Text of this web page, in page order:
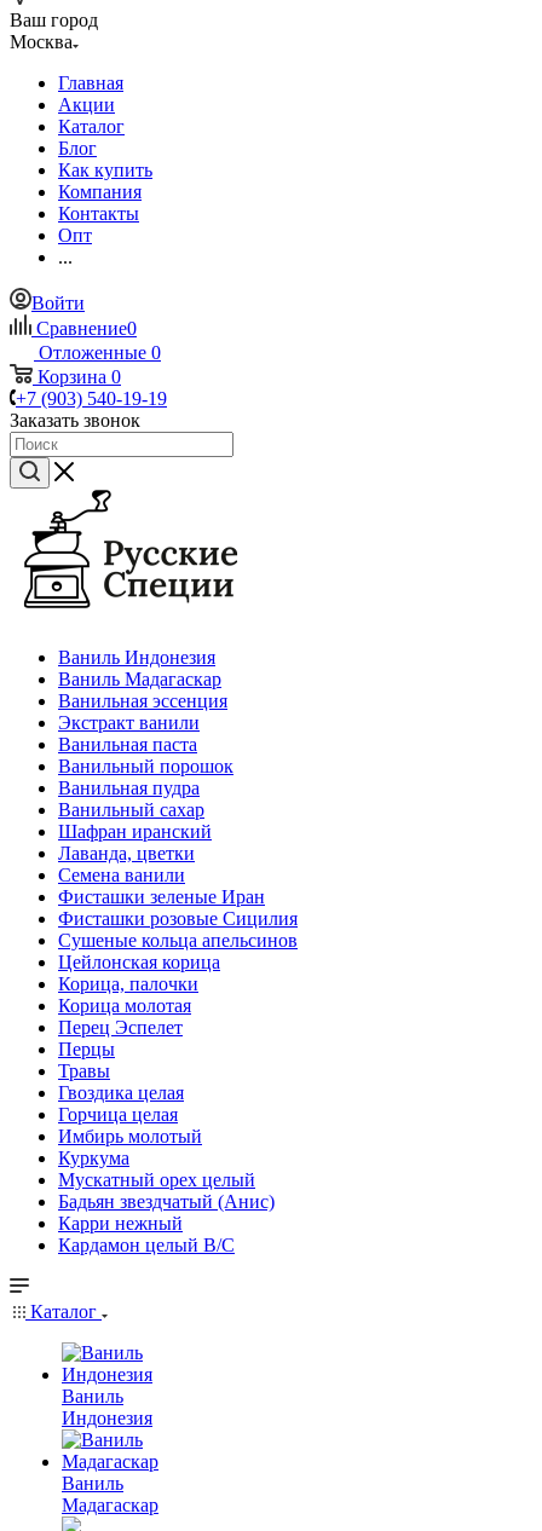
Ваш город
Москва
Главная
Акции
Каталог
Блог
Как купить
Компания
Контакты
Опт
...
Войти
Сравнение0
Отложенные 0
Корзина 0
+7 (903) 540-19-19
Заказать звонок
Ваниль Индонезия
Ваниль Мадагаскар
Ванильная эссенция
Экстракт ванили
Ванильная паста
Ванильный порошок
Ванильная пудра
Ванильный сахар
Шафран иранский
Лаванда, цветки
Семена ванили
Фисташки зеленые Иран
Фисташки розовые Сицилия
Сушеные кольца апельсинов
Цейлонская корица
Корица, палочки
Корица молотая
Перец Эспелет
Перцы
Травы
Гвоздика целая
Горчица целая
Имбирь молотый
Куркума
Мускатный орех целый
Бадьян звездчатый (Анис)
Карри нежный
Кардамон целый В/С
Каталог
Ваниль
Индонезия
Ваниль
Мадагаскар